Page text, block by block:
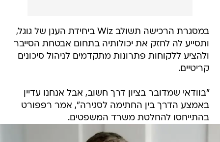
במסגרת הרכישה תשולב Wiz ביחידת הענן של גוגל,
ותסייע לה לחזק את יכולותיה בתחום אבטחת הסייבר
ולהציע ללקוחות פתרונות מתקדמים לניהול סיכונים
קריטיים.
"בוודאי שמדובר בציון דרך חשוב, אבל אנחנו עדיין
באמצע הדרך בין החתימה לסגירה", אמר רפפורט
בהתייחסו להחלטת משרד המשפטים.